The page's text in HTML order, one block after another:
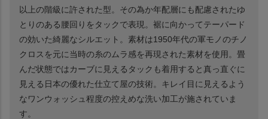
以上の階級に許された型。その為か年配層にも配慮されたゆ
とりのある腰回りをタックで表現。裾に向かってテーパード
の効いた綺麗なシルエット。素材は1950年代の軍モノのチノ
クロスを元に当時の糸のムラ感を再現された素材を使用。畳
んだ状態ではカーブに見えるタックも着用すると真っ直ぐに
見える日本の優れた仕立て屋の技術。キレイ目に見えるよう
なワンウォッシュ程度の控えめな洗い加工が施されていま
す。